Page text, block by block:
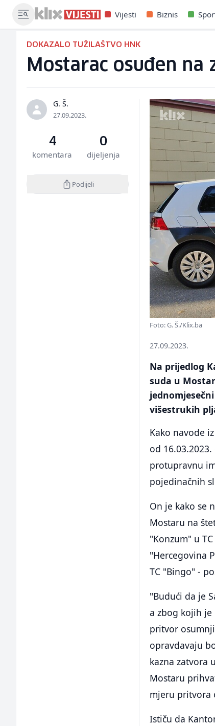
Vijesti Biznis
DOKAZALO TUŽILAŠTVO HNK
Mostarac osuđen
G. Š.
27.09.2023.
4
komentara
0
dijeljenja
Podijeli
Foto: G. Š./Klix.ba
27.09.2023.
Na prijedlog
suda u
višestrukih
Kako navode
od
protupravnu
pojedinačnih
On je kako se
Mostaru na
"Konzum" u
"Hercegovina
TC "Bingo" -
"Budući da je
a zbog kojih je
pritvor
opravdavaju
kazna zatvora
Mostaru
mjeru pritvora
Ističu da